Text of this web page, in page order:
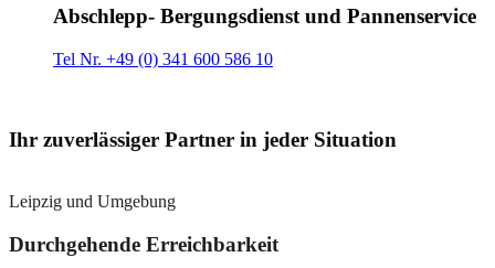
Abschlepp- Bergungsdienst und Pannenservice
Tel Nr. +49 (0) 341 600 586 10
Ihr zuverlässiger Partner in jeder Situation
Leipzig und Umgebung
Durchgehende Erreichbarkeit